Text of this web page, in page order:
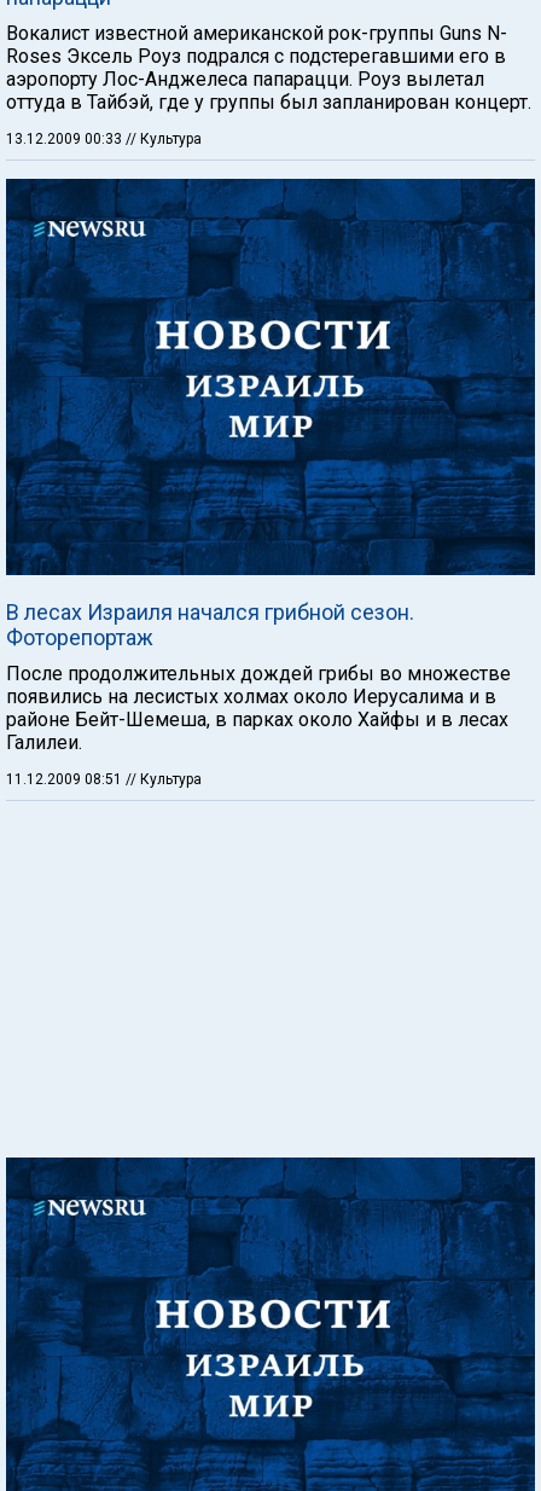
Вокалист известной американской рок-группы Guns N-
Roses Эксель Роуз подрался с подстерегавшими его в
аэропорту Лос-Анджелеса папарацци. Роуз вылетал
оттуда в Тайбэй, где у группы был запланирован концерт.
13.12.2009 00:33 // Культура
В лесах Израиля начался грибной сезон.
Фоторепортаж
После продолжительных дождей грибы во множестве
появились на лесистых холмах около Иерусалима и в
районе Бейт-Шемеша, в парках около Хайфы и в лесах
Галилеи.
11.12.2009 08:51 // Культура